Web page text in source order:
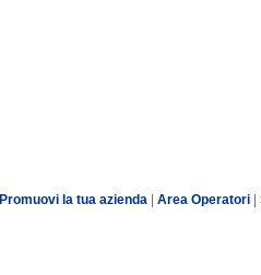
Promuovi la tua azienda Area Operatori